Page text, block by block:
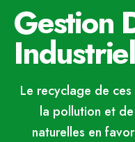
Gestion
Le recyclage de
la pollution et
naturelles en